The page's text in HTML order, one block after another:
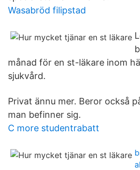
Wasabröd filipstad
månad för en st-läkare inom
sjukvård.
Privat ännu mer. Beror också
man befinner sig.
C more studentrabatt